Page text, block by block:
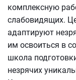
комплексную
слабовидящих.
адаптируют
им освоиться в
школа
незрячих